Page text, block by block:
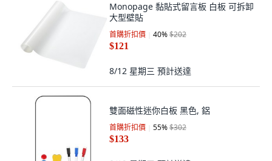
Monopage 黏貼式留言板 白板 可拆卸
大型壁貼
首購折扣價 40%$202
$121
8/12 星期三 預計送達
雙面磁性迷你白板 黑色, 鋁
首購折扣價 55%$302
$133